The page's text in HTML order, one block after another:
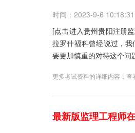
时间：2023-9-6 10:18:31
[点击进入贵州贵阳注册
拉罗什福科曾经说过，
要更加慎重的对待这个问
更多考试资料的详细内容： 查
最新版监理工程师